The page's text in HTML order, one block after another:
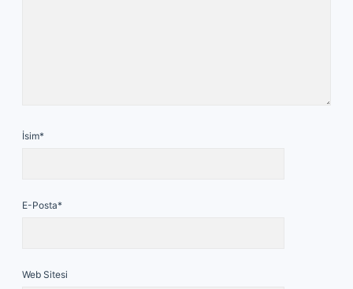
İsim*
E-Posta*
Web Sitesi